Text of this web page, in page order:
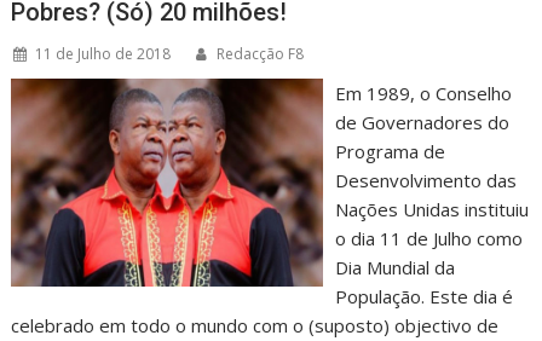
Pobres? (Só) 20 milhões!
11 de Julho de 2018 Redacção F8
Em 1989, o Conselho
de Governadores do
Programa de
Desenvolvimento das
Nações Unidas instituiu
o dia 11 de Julho como
Dia Mundial da
População. Este dia é
celebrado em todo o mundo com o (suposto) objectivo de